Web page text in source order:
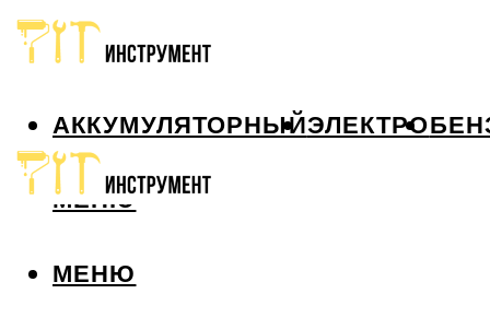
АККУМУЛЯТОРНЫЙЭЛЕКТРО
МЕНЮ
МЕНЮ